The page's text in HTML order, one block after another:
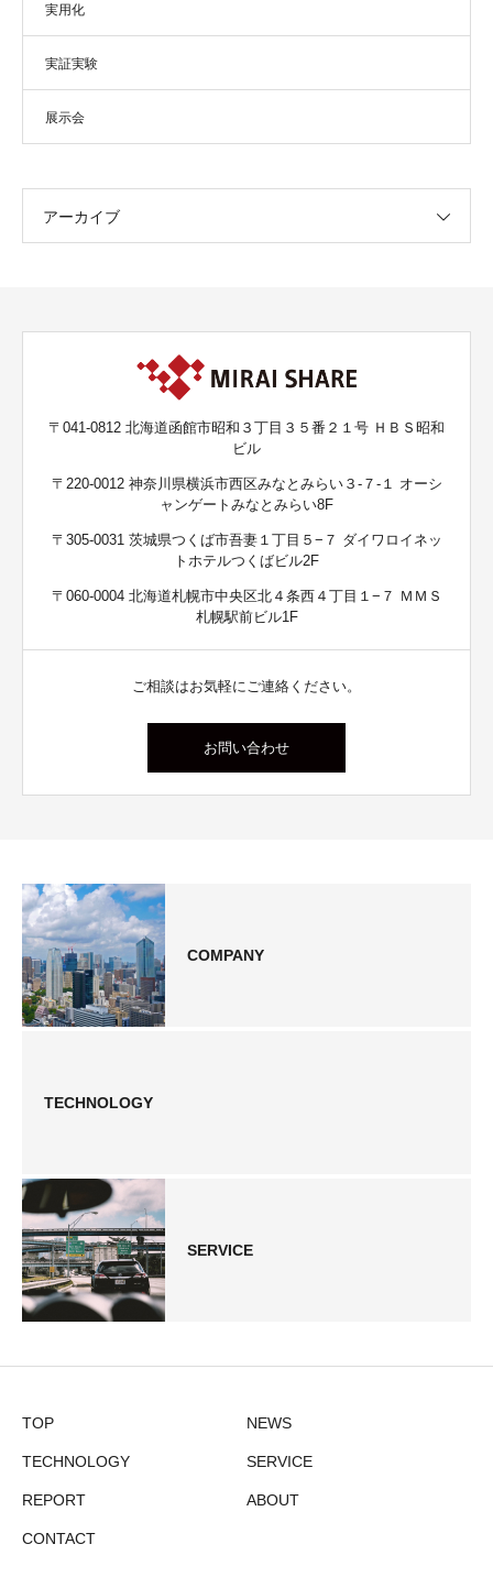
実用化
実証実験
展示会
アーカイブ
〒041-0812 北海道函館市昭和３丁目３５番２１号 ＨＢＳ昭和
ビル
〒220-0012 神奈川県横浜市西区みなとみらい３-７-１ オーシ
ャンゲートみなとみらい8F
〒305-0031 茨城県つくば市吾妻１丁目５−７ ダイワロイネッ
トホテルつくばビル2F
〒060-0004 北海道札幌市中央区北４条西４丁目１−７ ＭＭＳ
札幌駅前ビル1F
ご相談はお気軽にご連絡ください。
お問い合わせ
COMPANY
TECHNOLOGY
SERVICE
TOP NEWS
TECHNOLOGY SERVICE
REPORT ABOUT
CONTACT